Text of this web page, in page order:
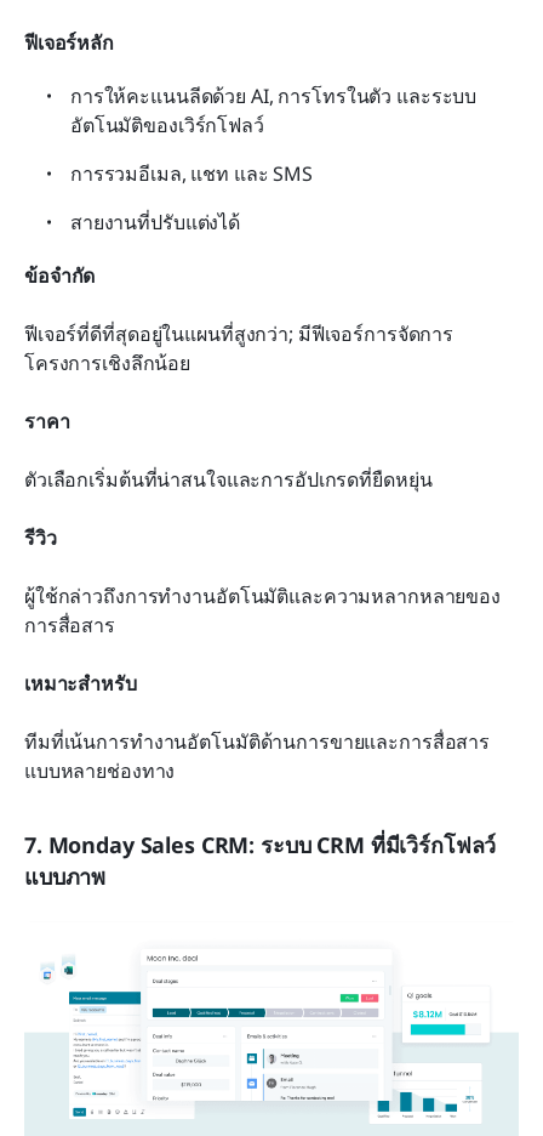
ฟีเจอร์หลัก
การให้คะแนนลีดด้วย AI, การโทรในตัว และระบบ
อัตโนมัติของเวิร์กโฟลว์
การรวมอีเมล, แชท และ SMS
สายงานที่ปรับแต่งได้
ข้อจำกัด
ฟีเจอร์ที่ดีที่สุดอยู่ในแผนที่สูงกว่า; มีฟีเจอร์การจัดการ
โครงการเชิงลึกน้อย
ราคา
ตัวเลือกเริ่มต้นที่น่าสนใจและการอัปเกรดที่ยืดหยุ่น
รีวิว
ผู้ใช้กล่าวถึงการทำงานอัตโนมัติและความหลากหลายของ
การสื่อสาร
เหมาะสำหรับ
ทีมที่เน้นการทำงานอัตโนมัติด้านการขายและการสื่อสาร
แบบหลายช่องทาง
7. Monday Sales CRM: ระบบ CRM ที่มีเวิร์กโฟลว์
แบบภาพ